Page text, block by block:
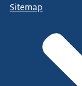
Sitemap